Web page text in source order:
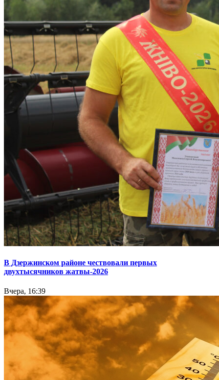
В Дзержинском районе чествовали первых
двухтысячников жатвы-2026
Вчера, 16:39